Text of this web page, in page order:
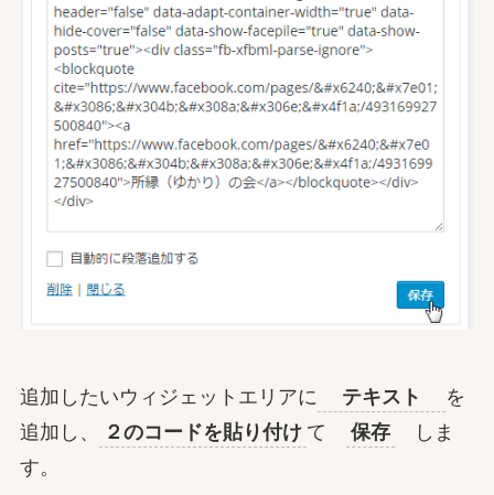
追加したいウィジェットエリアに テキスト
を
追加し、
２のコードを貼り付け て 保存
しま
す。